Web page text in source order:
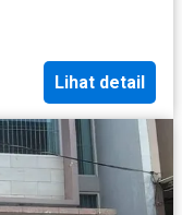
Lihat detail